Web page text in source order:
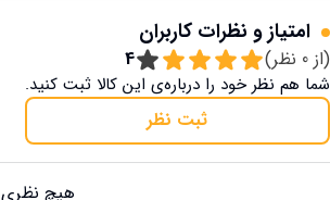
امتیاز و نظرات کاربران
(از0 نظر) 4
شما هم نظر خود را درباره‌ی این کالا ثبت کنید.
ثبت نظر
هیچ نظری